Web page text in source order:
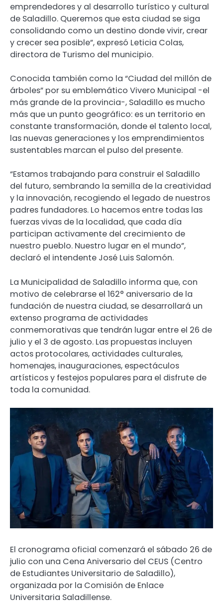
emprendedores y al desarrollo turístico y cultural
de Saladillo. Queremos que esta ciudad se siga
consolidando como un destino donde vivir, crear
y crecer sea posible”, expresó Leticia Colas,
directora de Turismo del municipio.
Conocida también como la “Ciudad del millón de
árboles” por su emblemático Vivero Municipal -el
más grande de la provincia-, Saladillo es mucho
más que un punto geográfico: es un territorio en
constante transformación, donde el talento local,
las nuevas generaciones y los emprendimientos
sustentables marcan el pulso del presente.
“Estamos trabajando para construir el Saladillo
del futuro, sembrando la semilla de la creatividad
y la innovación, recogiendo el legado de nuestros
padres fundadores. Lo hacemos entre todas las
fuerzas vivas de la localidad, que cada día
participan activamente del crecimiento de
nuestro pueblo. Nuestro lugar en el mundo”,
declaró el intendente José Luis Salomón.
La Municipalidad de Saladillo informa que, con
motivo de celebrarse el 162° aniversario de la
fundación de nuestra ciudad, se desarrollará un
extenso programa de actividades
conmemorativas que tendrán lugar entre el 26 de
julio y el 3 de agosto. Las propuestas incluyen
actos protocolares, actividades culturales,
homenajes, inauguraciones, espectáculos
artísticos y festejos populares para el disfrute de
toda la comunidad.
El cronograma oficial comenzará el sábado 26 de
julio con una Cena Aniversario del CEUS (Centro
de Estudiantes Universitario de Saladillo),
organizada por la Comisión de Enlace
Universitaria Saladillense.